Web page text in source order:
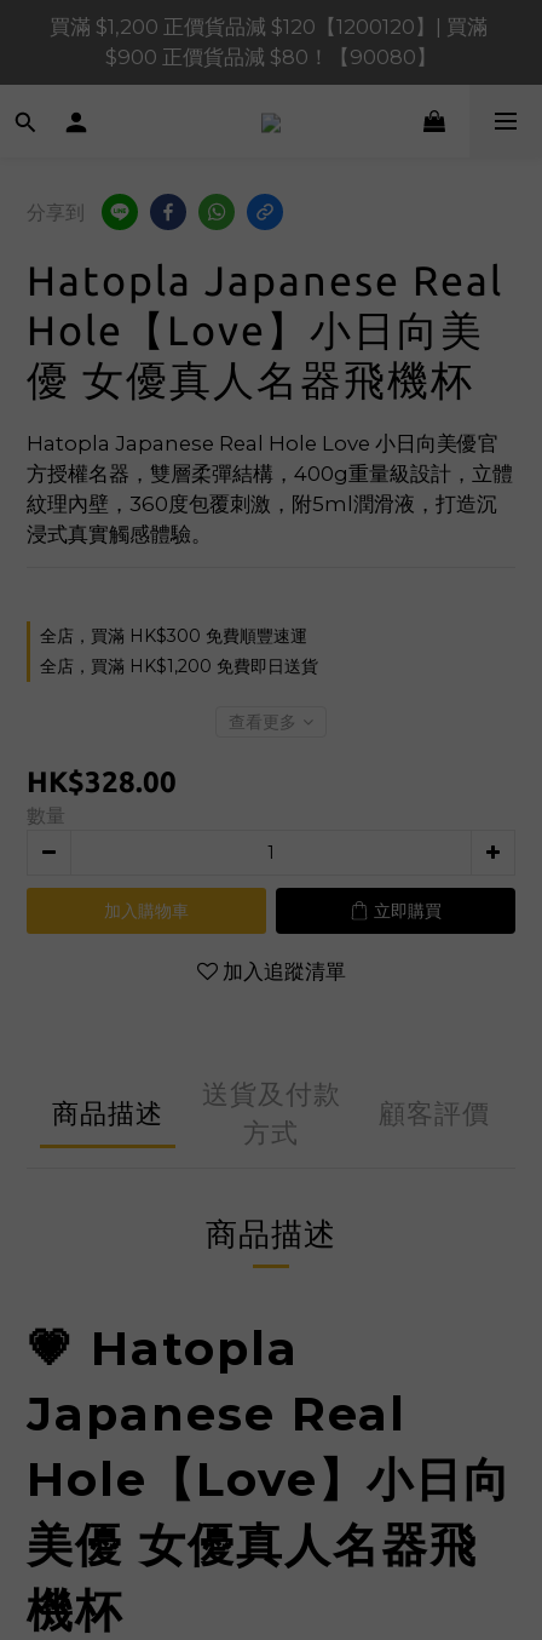
買滿 $1,200 正價貨品減 $120【1200120】| 買滿
$900 正價貨品減 $80！【90080】
買滿 $1,200 正價貨品減 $120【1200120】| 買滿
$900 正價貨品減 $80！【90080】
買滿 $600 正價貨品減 $40【60040】| 買滿 $400 正
📢 系統維護通知 – SHOPLINE Payments FPS將於
2026 年 8 月 9 日（日）凌晨 01:00 至 11:00 暫停交易
買滿 $1,200 正價貨品減 $120【1200120】| 買滿
$900 正價貨品減 $80！【90080】
分享到
Hatopla Japanese Real
Hole【Love】小日向美
優 女優真人名器飛機杯
Hatopla Japanese Real Hole Love 小日向美優官
方授權名器，雙層柔彈結構，400g重量級設計，立體
紋理內壁，360度包覆刺激，附5ml潤滑液，打造沉
浸式真實觸感體驗。
全店，買滿 HK$300 免費順豐速運
全店，買滿 HK$1,200 免費即日送貨
查看更多
HK$328.00
數量
加入購物車 立即購買
加入追蹤清單
商品描述
送貨及付款
方式
顧客評價
商品描述
💗 Hatopla
Japanese Real
Hole【Love】小日向
美優 女優真人名器飛
機杯